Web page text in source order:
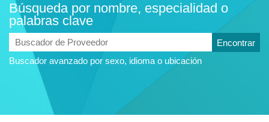
Búsqueda por nombre, especialidad o
palabras clave
Buscador
de
Proveedor
Buscador avanzado por sexo, idioma o ubicación